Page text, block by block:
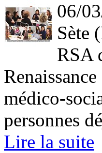
06/
Sète
RSA
médico-
personnes
Lire la suite